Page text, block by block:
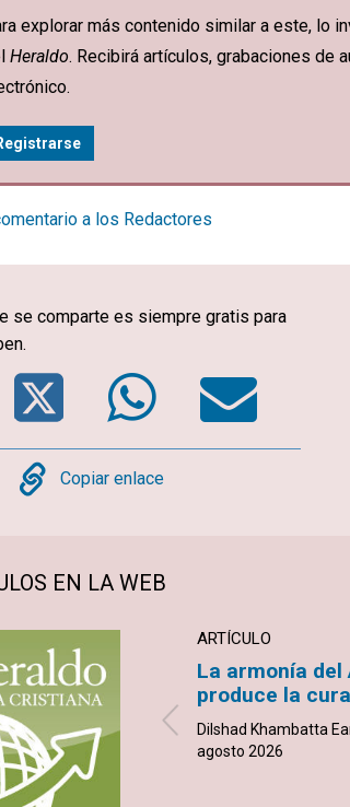
explorar más contenido similar a este, lo
Heraldo. Recibirá artículos, grabaciones de
a los Redactores
se comparte es siempre gratis para
Twitter
Copy
Copiar enlace
EN LA WEB
ARTÍCULO
La armonía del
produce la
Dilshad Khambatta
agosto 2026